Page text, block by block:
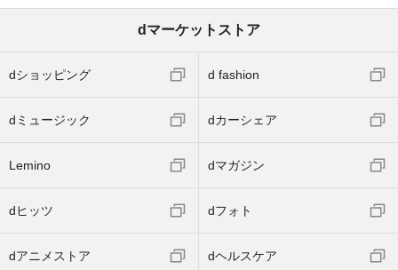
dマーケットストア
dショッピング d fashion
dミュージック dカーシェア
Lemino dマガジン
dヒッツ dフォト
dアニメストア dヘルスケア